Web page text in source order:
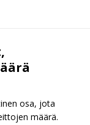
osa, jota
määrä.